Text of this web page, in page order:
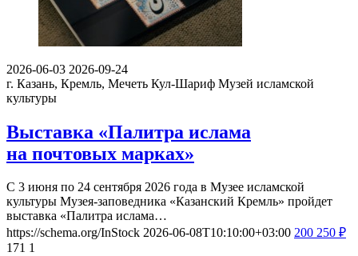
2026-06-03 2026-09-24
г. Казань, Кремль, Мечеть Кул-Шариф Музей исламской
культуры
Выставка «Палитра ислама
на почтовых марках»
С 3 июня по 24 сентября 2026 года в Музее исламской
культуры Музея-заповедника «Казанский Кремль» пройдет
выставка «Палитра ислама…
https://schema.org/InStock 2026-06-08T10:10:00+03:00 200 250 ₽
171 1